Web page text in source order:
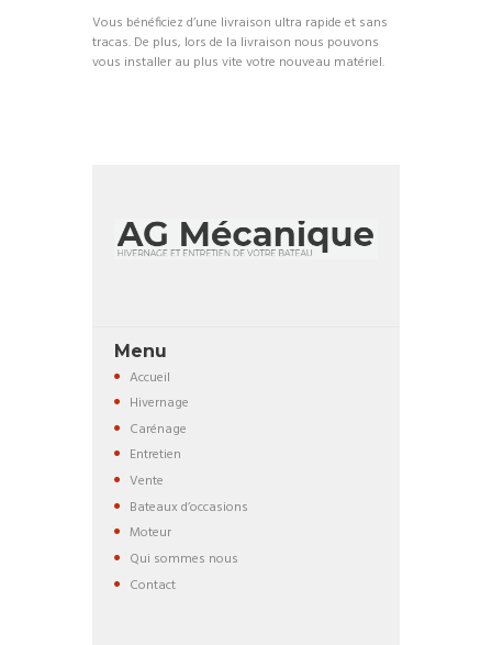
Vous bénéficiez d’une livraison ultra rapide et sans
tracas. De plus, lors de la livraison nous pouvons
vous installer au plus vite votre nouveau matériel.
Menu
Accueil
Hivernage
Carénage
Entretien
Vente
Bateaux d’occasions
Moteur
Qui sommes nous
Contact